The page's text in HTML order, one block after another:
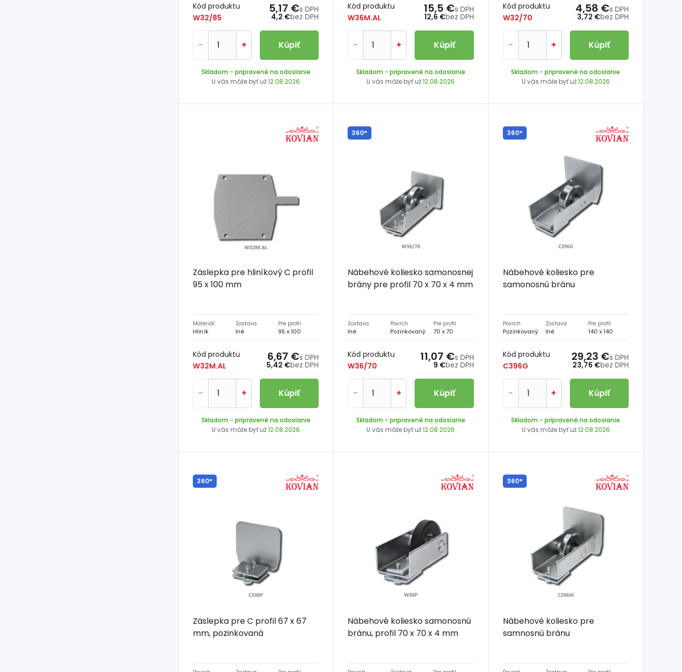
Kód produktu
W32/85
4,2 €bez DPH
5,17 €s DPH
- + Kúpiť
Skladom - pripravené na odoslanie
U vás môže byť už12.08.2026
Kód produktu
W36M.AL
12,6 €bez DPH
15,5 €s DPH
- + Kúpiť
Skladom - pripravené na odoslanie
U vás môže byť už12.08.2026
Kód produktu
W32/70
3,72 €bez DPH
4,58 €s DPH
- + Kúpiť
Skladom - pripravené na odoslanie
U vás môže byť už12.08.2026
Záslepka pre hliníkový C profil
95 x 100 mm
Materiál
Hliník
Zostava
Iné
Pre profil
95 x 100
Kód produktu
W32M.AL
5,42 €bez DPH
6,67 €s DPH
- + Kúpiť
Skladom - pripravené na odoslanie
U vás môže byť už12.08.2026
360°
Nábehové koliesko samonosnej
brány pre profil 70 x 70 x 4 mm
Zostava
Iné
Povrch
Pozinkovaný
Pre profil
70 x 70
Kód produktu
W36/70
9 €bez DPH
11,07 €s DPH
- + Kúpiť
Skladom - pripravené na odoslanie
U vás môže byť už12.08.2026
360°
Nábehové koliesko pre
samonosnú bránu
Povrch
Pozinkovaný
Zostava
Iné
Pre profil
140 x 140
Kód produktu
C396G
23,76 €bez DPH
29,23 €s DPH
- + Kúpiť
Skladom - pripravené na odoslanie
U vás môže byť už12.08.2026
360°
Záslepka pre C profil 67 x 67
mm, pozinkovaná
Nábehové koliesko samonosnú
bránu, profil 70 x 70 x 4 mm
360°
Nábehové koliesko pre
samnosnú bránu